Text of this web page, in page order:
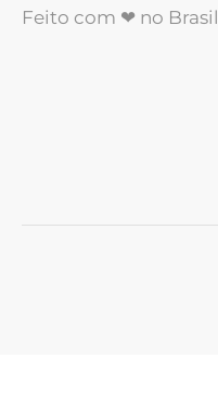
Feito com ❤ no Brasil